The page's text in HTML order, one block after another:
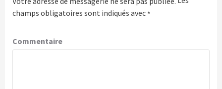
champs obligatoires sont indiqués avec *
Commentaire